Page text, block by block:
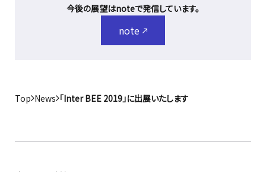
今後の展望はnoteで発信しています。
note
Top News 「Inter BEE 2019」に出展いたします